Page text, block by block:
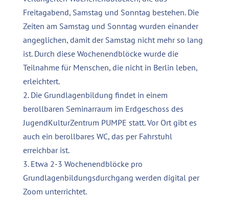
Freitagabend, Samstag und Sonntag bestehen. Die
Zeiten am Samstag und Sonntag wurden einander
angeglichen, damit der Samstag nicht mehr so lang
ist. Durch diese Wochenendblöcke wurde die
Teilnahme für Menschen, die nicht in Berlin leben,
erleichtert.
2. Die Grundlagenbildung findet in einem
berollbaren Seminarraum im Erdgeschoss des
JugendKulturZentrum PUMPE statt. Vor Ort gibt es
auch ein berollbares WC, das per Fahrstuhl
erreichbar ist.
3. Etwa 2-3 Wochenendblöcke pro
Grundlagenbildungsdurchgang werden digital per
Zoom unterrichtet.